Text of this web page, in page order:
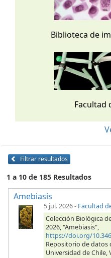
Biblioteca de
Facultad
Filtrar resultados
1 a 10 de 185 Resultados
Amebiasis
5 jul. 2026- Facultad
Colección Biológica
2026, "Amebiasis",
https://doi.org/
Repositorio de datos
Universidad de Chile,